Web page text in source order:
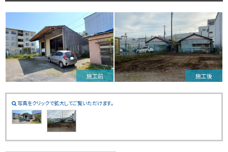
施工前 施工後
写真をクリックで拡大してご覧いただけます。